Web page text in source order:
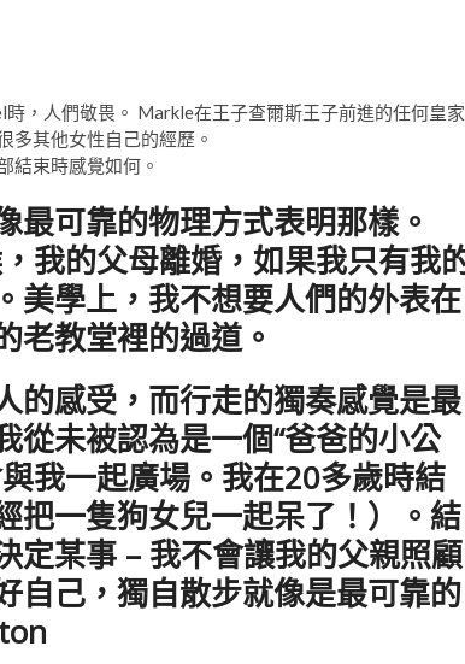
，人們敬畏。 Markle在王子查爾斯王子前進的任何皇家
多其他女性自己的經歷。
結束時感覺如何。
最可靠的物理方式表明那樣。
我的父母離婚，如果我只有我
美學上，我不想要人們的外表在
老教堂裡的過道。
的感受，而行走的獨奏感覺是最
從未被認為是一個“爸爸的小公
我一起廣場。我在20多歲時結
把一隻狗女兒一起呆了！）。結
定某事 – 我不會讓我的父親照顧
自己，獨自散步就像是最可靠的